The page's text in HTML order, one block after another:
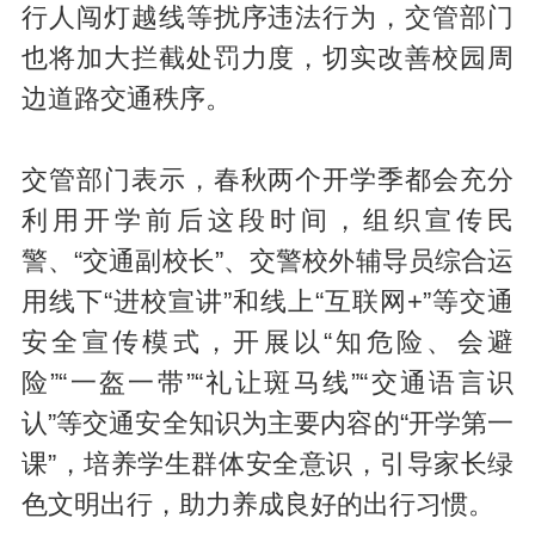
行人闯灯越线等扰序违法行为，交管部门
也将加大拦截处罚力度，切实改善校园周
边道路交通秩序。
交管部门表示，春秋两个开学季都会充分
利用开学前后这段时间，组织宣传民
警、“交通副校长”、交警校外辅导员综合运
用线下“进校宣讲”和线上“互联网+”等交通
安全宣传模式，开展以“知危险、会避
险”“一盔一带”“礼让斑马线”“交通语言识
认”等交通安全知识为主要内容的“开学第一
课”，培养学生群体安全意识，引导家长绿
色文明出行，助力养成良好的出行习惯。